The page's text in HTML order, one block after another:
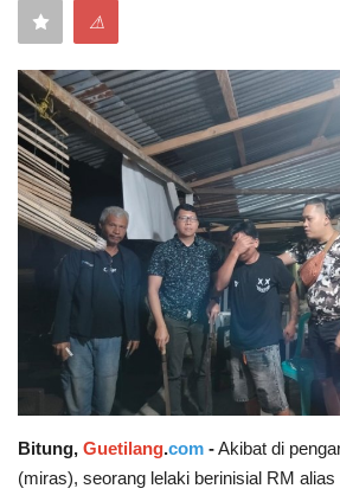
Pelanggaran
Ketertiban
Keamanan
Kejahatan
Cybers Event
UMKM & Ekonomi Kreatif
Pekerja Migran Indonesia
Ekonomi
⚠
Bitung, Guetilang.com -Akibat di
(miras), seorang lelaki berinisial RM